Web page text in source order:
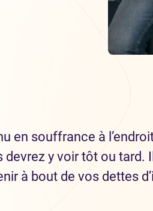
en souffrance à
devrez y voir tôt ou tard. Il
à bout de vos dettes